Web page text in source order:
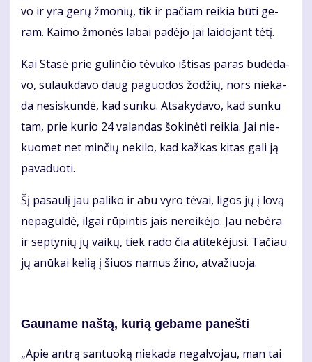
vo ir yra ge­rų žmo­nių, tik ir pa­čiam rei­kia bū­ti ge­
ram. Kai­mo žmo­nės la­bai pa­dė­jo jai lai­do­jant tė­tį.
Kai Sta­sė prie gu­lin­čio tė­vu­ko iš­ti­sas pa­ras bu­dė­da­
vo, su­lauk­da­vo daug pa­guo­dos žo­džių, nors nie­ka­
da ne­si­skun­dė, kad sun­ku. At­sa­ky­da­vo, kad sun­ku
tam, prie ku­rio 24 va­lan­das šo­ki­nė­ti rei­kia. Jai nie­
kuo­met net min­čių ne­ki­lo, kad kaž­kas ki­tas ga­li ją
pa­va­duo­ti.
Šį pa­sau­lį jau pa­li­ko ir abu vy­ro tė­vai, li­gos jų į lo­vą
ne­pa­gul­dė, il­gai rū­pin­tis jais ne­rei­kė­jo. Jau ne­bė­ra
ir sep­ty­nių jų vai­kų, tiek ra­do čia ati­te­kė­ju­si. Ta­čiau
jų anū­kai ke­lią į šiuos na­mus ži­no, at­va­žiuo­ja.
Gau­na­me naš­tą, ku­rią ge­ba­me pa­neš­ti
„Apie an­trą san­tuo­ką nie­ka­da ne­gal­vo­jau, man tai